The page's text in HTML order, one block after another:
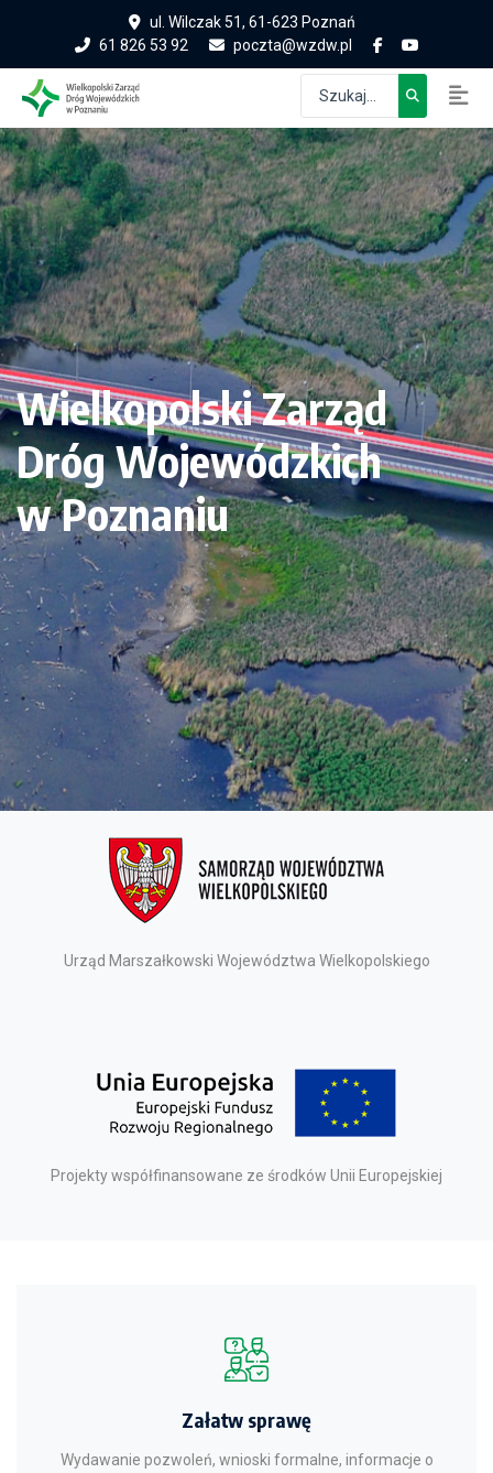
ul. Wilczak 51, 61-623 Poznań
61 826 53 92
poczta@wzdw.pl
Wielkopolski Zarząd
Dróg Wojewódzkich
w Poznaniu
Urząd Marszałkowski Województwa Wielkopolskiego
Projekty współfinansowane ze środków Unii Europejskiej
Załatw sprawę
Wydawanie pozwoleń, wnioski formalne, informacje o